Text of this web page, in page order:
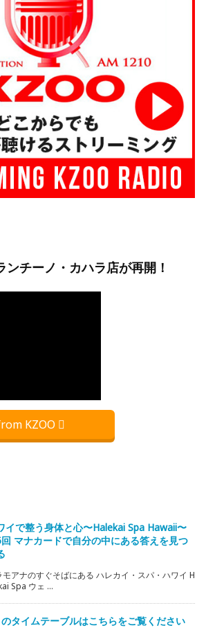
ンチーノ・カハラ店が再開！
KZOO
イで整う身体と心〜Halekai Spa Hawaii〜
マナカードで自分の中にある答えを見つ
モアナのすぐそばにある ハレカイ・スパ・ハワイ H
Spa ウェ ...
タイムテーブルはこちらをご覧ください